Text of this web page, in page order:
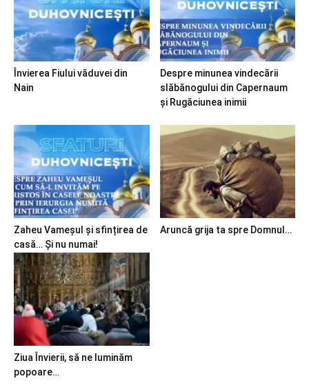
Învierea Fiului văduvei din
Nain
Despre minunea vindecării
slăbănogului din Capernaum
și Rugăciunea inimii
Zaheu Vameșul și sfințirea de
casă… Și nu numai!
Aruncă grija ta spre Domnul…
Ziua Învierii, să ne luminăm
popoare…